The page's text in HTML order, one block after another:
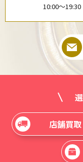
10:00〜
店舗買取